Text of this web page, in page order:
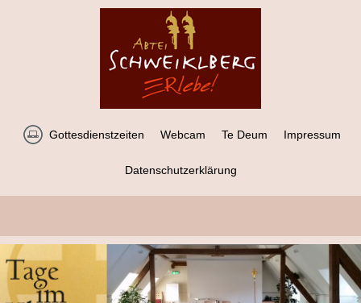
Gottesdienstzeiten Webcam Te Deum Impressum
Datenschutzerklärung